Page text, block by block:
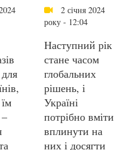
2 січня 2024
року - 12:04
Наступний рік
стане часом
глобальних
рішень, і
Україні
потрібно вміти
вплинути на
них і досягти